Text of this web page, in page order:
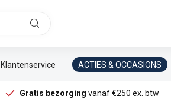
Klantenservice ACTIES & OCCASIONS
Gratis bezorging vanaf €250 ex. btw